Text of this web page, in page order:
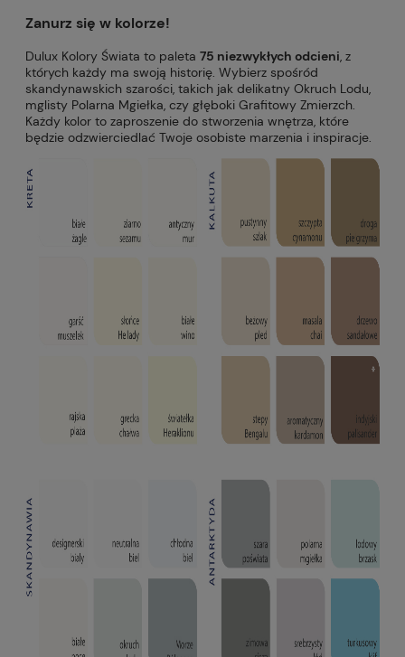
Zanurz się w kolorze!
Dulux Kolory Świata to paleta 75 niezwykłych odcieni , z
których każdy ma swoją historię. Wybierz spośród
skandynawskich szarości, takich jak delikatny Okruch Lodu,
mglisty Polarna Mgiełka, czy głęboki Grafitowy Zmierzch.
Każdy kolor to zaproszenie do stworzenia wnętrza, które
będzie odzwierciedlać Twoje osobiste marzenia i inspiracje.